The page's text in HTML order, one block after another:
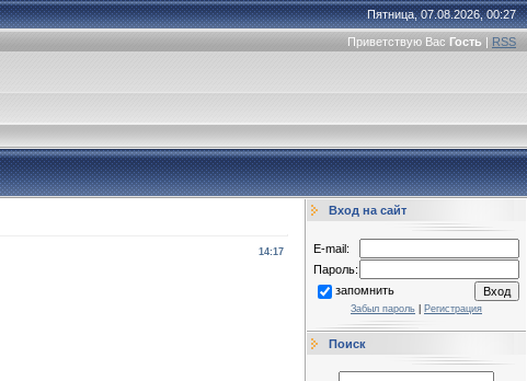
Пятница, 07.08.2026, 00:27
Приветствую Вас Гость | RSS
14:17
Вход на сайт
E-mail:
Пароль:
запомнить
Забыл пароль Регистрация
Поиск